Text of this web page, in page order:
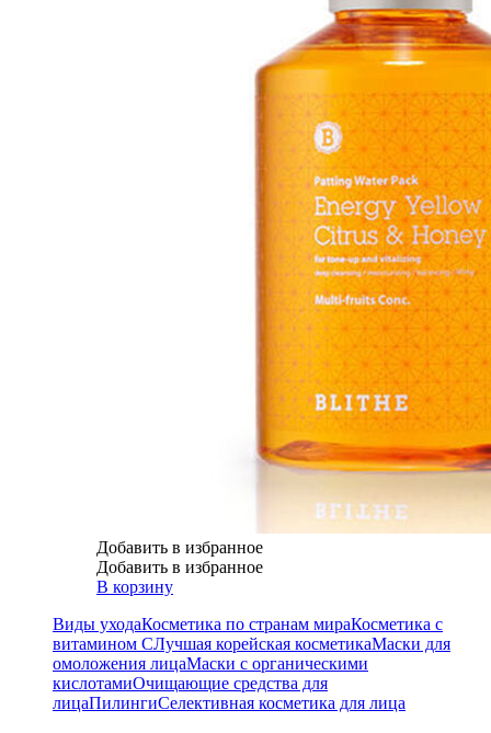
Добавить в избранное
Добавить в избранное
В корзину
Виды уходаКосметика по странам мираКосметика с
витамином СЛучшая корейская косметикаМаски для
омоложения лицаМаски с органическими
кислотамиОчищающие средства для
лицаПилингиСелективная косметика для лица